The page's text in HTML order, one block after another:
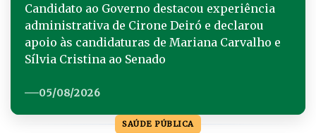
Candidato ao Governo destacou experiência
administrativa de Cirone Deiró e declarou
apoio às candidaturas de Mariana Carvalho e
Sílvia Cristina ao Senado
05/08/2026
SAÚDE PÚBLICA